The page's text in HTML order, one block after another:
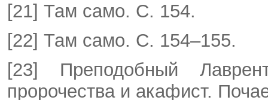
[21] Там само. С. 154.
[22] Там само. С. 154–155.
[23] Преподобный
пророчества и акафист.